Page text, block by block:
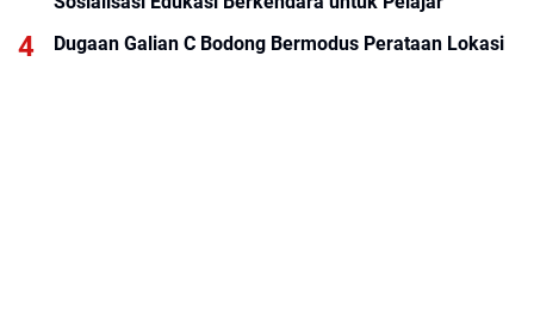
Dugaan Galian C Bodong Bermodus Perataan Lokasi